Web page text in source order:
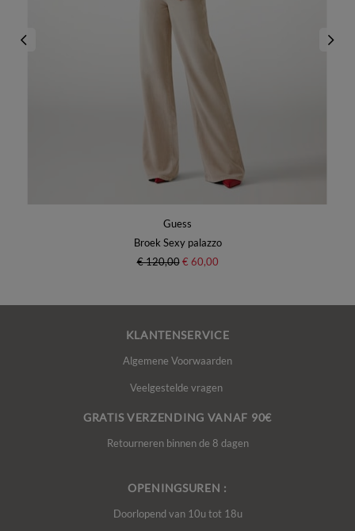
Guess
Broek Sexy palazzo
€ 120,00 € 60,00
KLANTENSERVICE
Algemene Voorwaarden
Veelgestelde vragen
GRATIS VERZENDING VANAF 90€
Retourneren binnen de 8 dagen
OPENINGSUREN :
Doorlopend van 10u tot 18u